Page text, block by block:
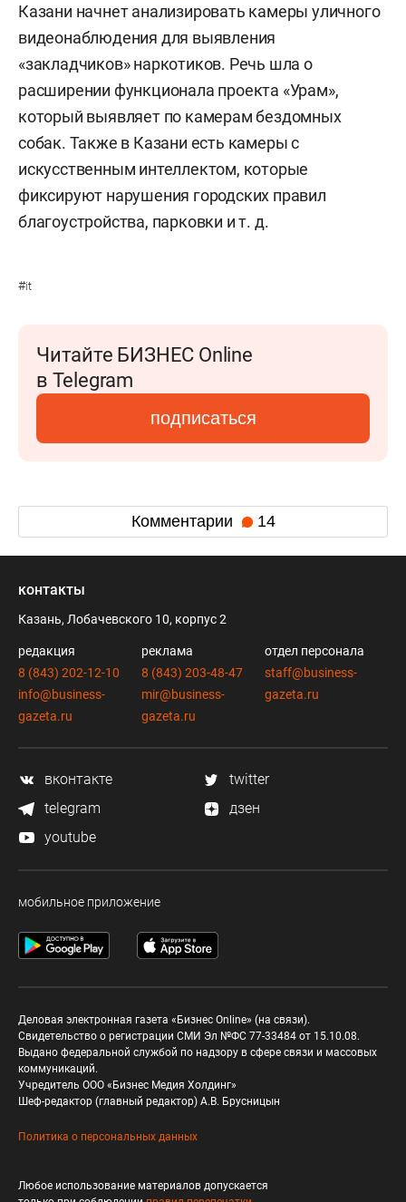
Казани начнет анализировать камеры уличного
видеонаблюдения для выявления
«закладчиков» наркотиков. Речь шла о
расширении функционала проекта «Урам»,
который выявляет по камерам бездомных
собак. Также в Казани есть камеры с
искусственным интеллектом, которые
фиксируют нарушения городских правил
благоустройства, парковки и т. д.
#it
Читайте БИЗНЕС Online
в Telegram
подписаться
Комментарии 14
контакты
Казань, Лобачевского 10, корпус 2
редакция
8 (843) 202-12-10
info@business-
gazeta.ru
реклама
8 (843) 203-48-47
mir@business-
gazeta.ru
отдел персонала
staff@business-
gazeta.ru
вконтакте
twitter
telegram
дзен
youtube
мобильное приложение
Деловая электронная газета «Бизнес Online» (на связи).
Свидетельство о регистрации СМИ Эл №ФС 77-33484 от 15.10.08.
Выдано федеральной службой по надзору в сфере связи и массовых
коммуникаций.
Учредитель ООО «Бизнес Медия Холдинг»
Шеф-редактор (главный редактор) А.В. Брусницын
Политика о персональных данных
Любое использование материалов допускается